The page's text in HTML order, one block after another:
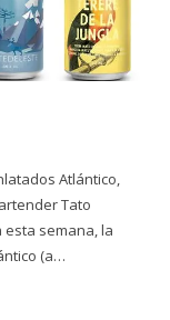
Atlántico,
Tato
esta semana, la
(a…